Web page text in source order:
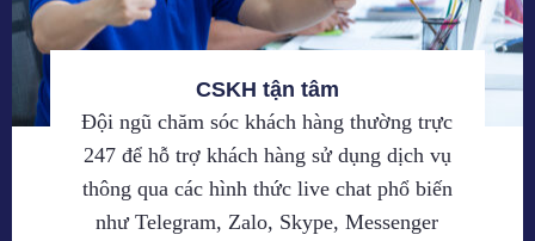
CSKH tận tâm
Đội ngũ chăm sóc khách hàng thường trực
247 để hỗ trợ khách hàng sử dụng dịch vụ
thông qua các hình thức live chat phổ biến
như Telegram, Zalo, Skype, Messenger